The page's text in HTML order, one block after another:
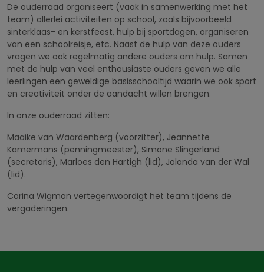
De ouderraad organiseert (vaak in samenwerking met het
team) allerlei activiteiten op school, zoals bijvoorbeeld
sinterklaas- en kerstfeest, hulp bij sportdagen, organiseren
van een schoolreisje, etc. Naast de hulp van deze ouders
vragen we ook regelmatig andere ouders om hulp. Samen
met de hulp van veel enthousiaste ouders geven we alle
leerlingen een geweldige basisschooltijd waarin we ook sport
en creativiteit onder de aandacht willen brengen.
In onze ouderraad zitten:
Maaike van Waardenberg (voorzitter), Jeannette
Kamermans (penningmeester), Simone Slingerland
(secretaris), Marloes den Hartigh (lid), Jolanda van der Wal
(lid).
Corina Wigman vertegenwoordigt het team tijdens de
vergaderingen.